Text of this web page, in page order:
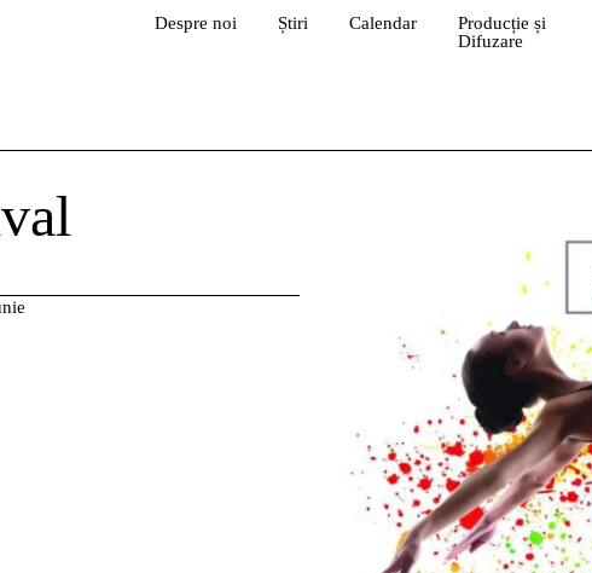
Despre noi Știri Calendar
Producție și
Difuzare